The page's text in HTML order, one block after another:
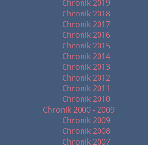
Chronik 2019
Chronik 2018
Chronik 2017
Chronik 2016
Chronik 2015
Chronik 2014
Chronik 2013
Chronik 2012
Chronik 2011
Chronik 2010
Chronik 2000 - 2009
Chronik 2009
Chronik 2008
Chronik 2007